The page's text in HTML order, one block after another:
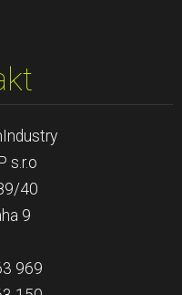
s.r.o
40
9
969